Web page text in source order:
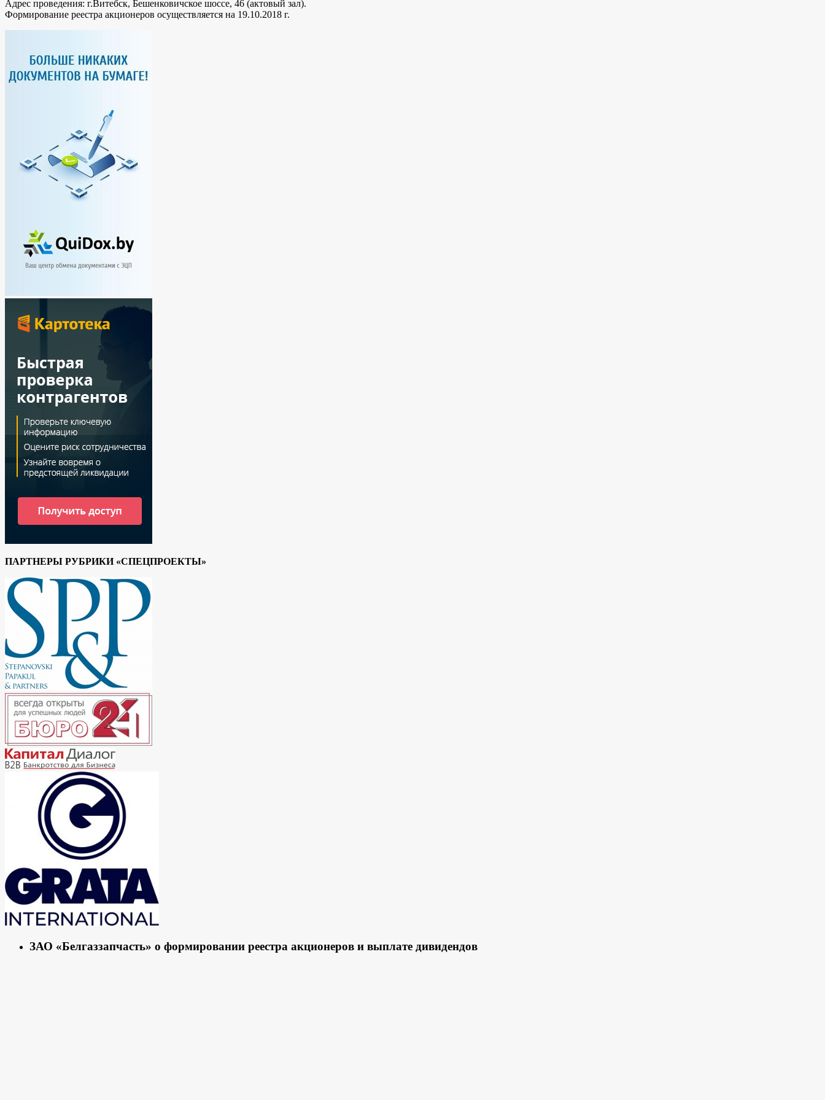
Адрес проведения: г.Витебск, Бешенковичское шоссе, 46 (актовый зал).
Формирование реестра акционеров осуществляется на 19.10.2018 г.
ПАРТНЕРЫ РУБРИКИ «СПЕЦПРОЕКТЫ»
ЗАО «Белгаззапчасть» о формировании реестра акционеров и выплате дивидендов